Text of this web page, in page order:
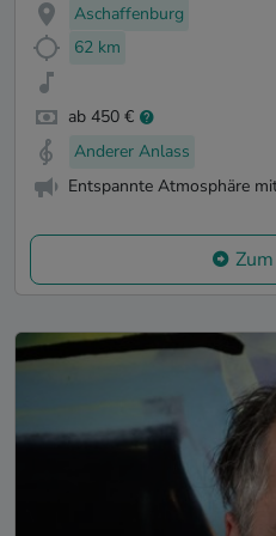
Aschaffenburg
62 km
ab 450 €
Anderer Anlass
Entspannte Atmosphäre